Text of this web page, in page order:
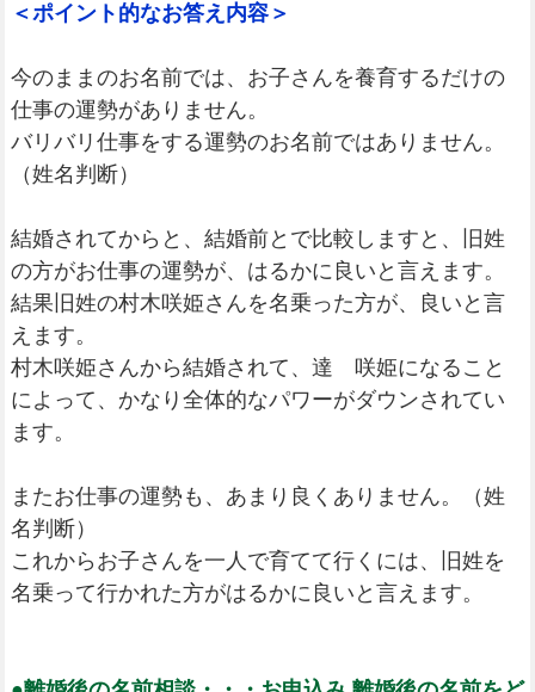
＜ポイント的なお答え内容＞
今のままのお名前では、お子さんを養育するだけの
仕事の運勢がありません。
バリバリ仕事をする運勢のお名前ではありません。
（姓名判断）
結婚されてからと、結婚前とで比較しますと、旧姓
の方がお仕事の運勢が、はるかに良いと言えます。
結果旧姓の村木咲姫さんを名乗った方が、良いと言
えます。
村木咲姫さんから結婚されて、達 咲姫になること
によって、かなり全体的なパワーがダウンされてい
ます。
またお仕事の運勢も、あまり良くありません。（姓
名判断）
これからお子さんを一人で育てて行くには、旧姓を
名乗って行かれた方がはるかに良いと言えます。